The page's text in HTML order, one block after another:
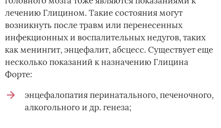
лечению Глицином. Такие состояния могут
возникнуть после травм или перенесенных
инфекционных и воспалительных недугов, таких
как менингит, энцефалит, абсцесс. Существует еще
несколько показаний к назначению Глицина
Форте:
энцефалопатия перинатального, печеночного,
алкогольного и др. генеза;